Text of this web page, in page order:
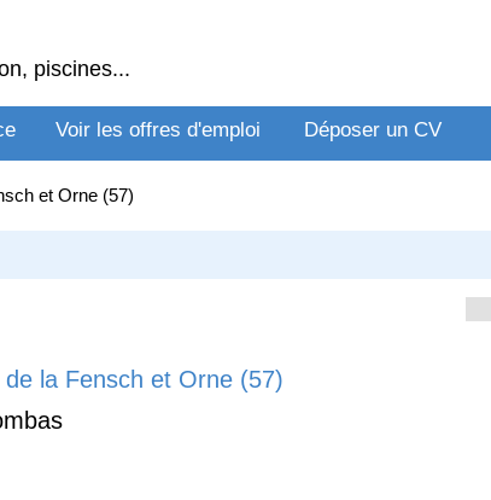
piscines...
Voir les offres d'emploi Déposer un CV
et Orne (57)
de la Fensch et Orne (57)